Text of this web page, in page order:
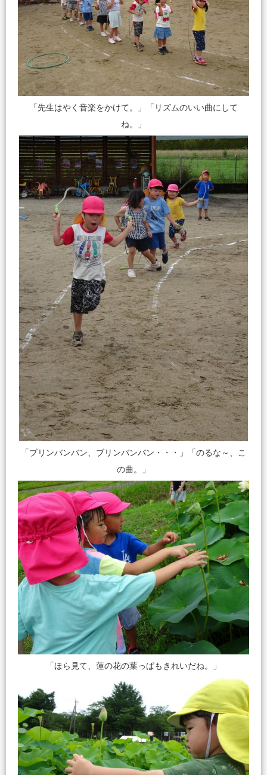
「先生はやく音楽をかけて。」「リズムのいい曲にして
ね。」
「ブリンバンバン、ブリンバンバン・・・」「のるな～、こ
の曲。」
「ほら見て、蓮の花の葉っぱもきれいだね。」